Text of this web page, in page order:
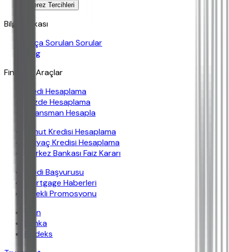
Çerez Tercihleri
Bilgi Bankası
Sıkça Sorulan Sorular
Blog
Finansal Araçlar
Kredi Hesaplama
Yüzde Hesaplama
Finansman Hesapla
Konut Kredisi Hesaplama
İhtiyaç Kredisi Hesaplama
Merkez Bankası Faiz Kararı
Kredi Başvurusu
Mortgage Haberleri
Emekli Promosyonu
İban
Banka
Findeks